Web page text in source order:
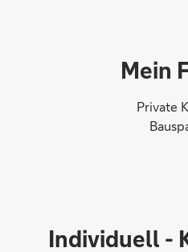
Mein
Private
Individuell -